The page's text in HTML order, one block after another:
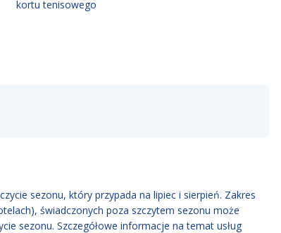
kortu tenisowego
sezonu, który przypada na lipiec i sierpień. Zakres
świadczonych poza szczytem sezonu może
sezonu. Szczegółowe informacje na temat usług